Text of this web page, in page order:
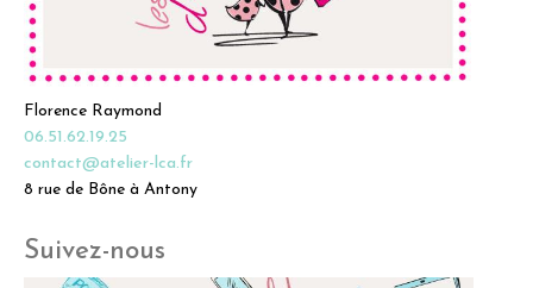
Florence Raymond
06.51.62.19.25
contact@atelier-lca.fr
8 rue de Bône à Antony
Suivez-nous